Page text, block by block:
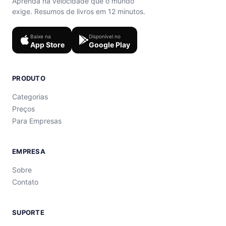
exige. Resumos de livros em 12 minutos.
Baixe na
App Store
Disponível no
Google Play
PRODUTO
Categorias
Preços
Para Empresas
EMPRESA
Sobre
Contato
SUPORTE